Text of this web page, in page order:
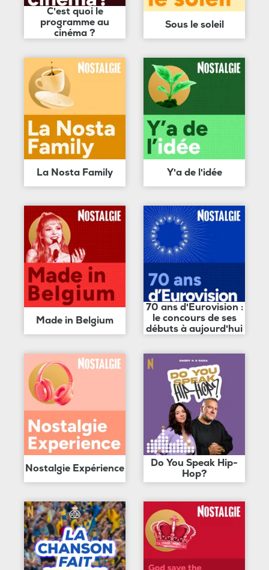
C'est quoi le
programme au
cinéma ?
Sous le soleil
La Nosta Family Y'a de l'idée
Made in Belgium
70 ans d'Eurovision :
le concours de ses
débuts à aujourd'hui
Nostalgie Expérience
Do You Speak Hip-
Hop?